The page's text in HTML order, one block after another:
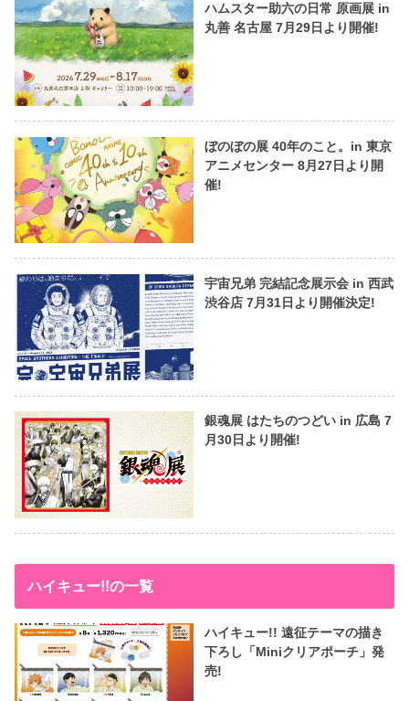
ハムスター助六の日常 原画展 in
丸善 名古屋 7月29日より開催!
ぼのぼの展 40年のこと。in 東京
アニメセンター 8月27日より開
催!
宇宙兄弟 完結記念展示会 in 西武
渋谷店 7月31日より開催決定!
銀魂展 はたちのつどい in 広島 7
月30日より開催!
ハイキュー!!の一覧
ハイキュー!! 遠征テーマの描き
下ろし「Miniクリアポーチ」発
売!